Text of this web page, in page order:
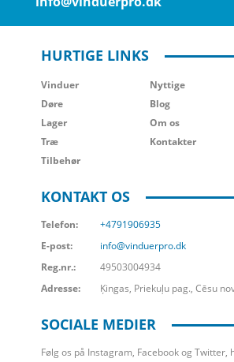
HURTIGE LINKS
Vinduer
Døre
Lager
Træ
Tilbehør
Nyttige
Blog
Om os
Kontakter
KONTAKT OS
Telefon:
+4791906935
E-post:
info@vinduerpro.dk
Reg.nr.:
49503004934
Adresse:
Ķingas, Priekuļu pag., Cēsu
SOCIALE MEDIER
Følg os på Instagram, Facebook og Twitter,